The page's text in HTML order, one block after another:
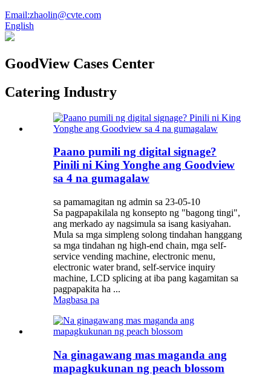
Email:zhaolin@cvte.com
English
GoodView Cases Center
Catering Industry
Paano pumili ng digital signage?
Pinili ni King Yonghe ang Goodview
sa 4 na gumagalaw
sa pamamagitan ng admin sa 23-05-10
Sa pagpapakilala ng konsepto ng "bagong tingi",
ang merkado ay nagsimula sa isang kasiyahan.
Mula sa mga simpleng solong tindahan hanggang
sa mga tindahan ng high-end chain, mga self-
service vending machine, electronic menu,
electronic water brand, self-service inquiry
machine, LCD splicing at iba pang kagamitan sa
pagpapakita ha ...
Magbasa pa
Na ginagawang mas maganda ang
mapagkukunan ng peach blossom